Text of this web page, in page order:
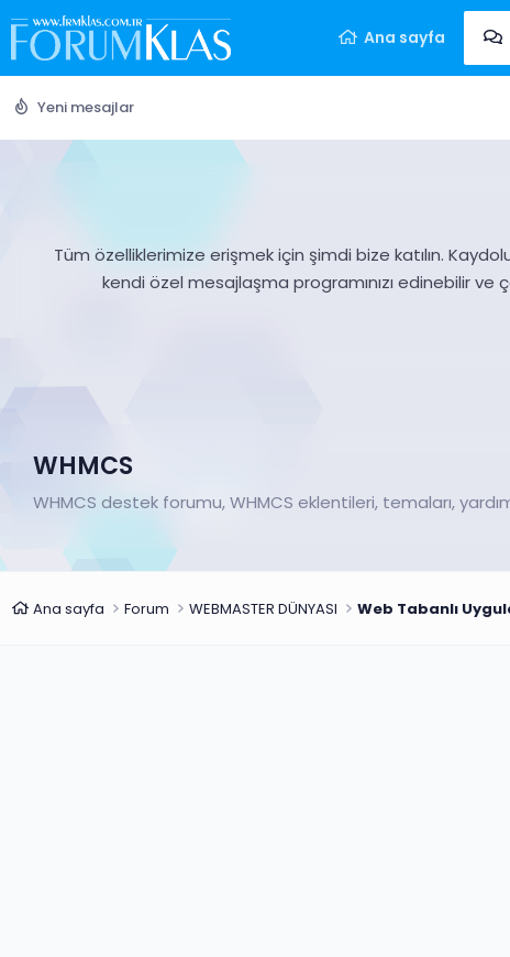
Ana sayfa
Yeni mesajlar
Tüm özelliklerimize erişmek için şimdi bize katılın.
kendi özel mesajlaşma programınızı edinebilir ve
WHMCS
WHMCS destek forumu, WHMCS eklentileri, temaları,
Ana sayfa Forum WEBMASTER DÜNYASI Web Tabanlı